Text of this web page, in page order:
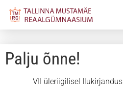
Palju õnne!
VII üleriigilisel